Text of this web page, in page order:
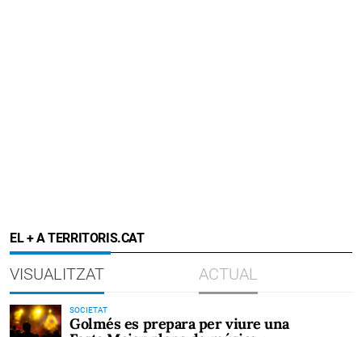
EL + A TERRITORIS.CAT
VISUALITZAT ACTUAL
SOCIETAT
Golmés es prepara per viure una